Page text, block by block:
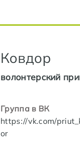
Ковдор
волонтерский
Группа в ВК
https://vk.com/
or